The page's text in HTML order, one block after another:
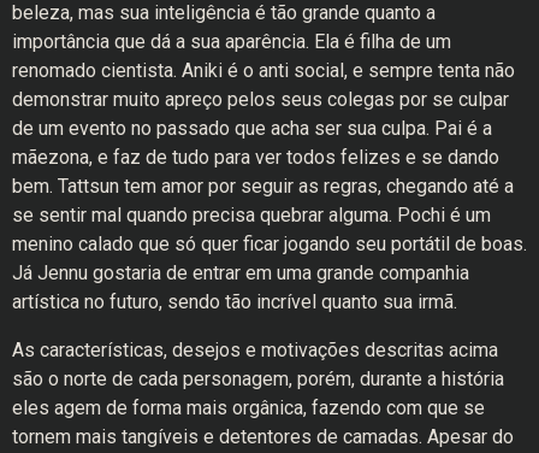
beleza, mas sua inteligência é tão grande quanto a
importância que dá a sua aparência. Ela é filha de um
renomado cientista. Aniki é o anti social, e sempre tenta não
demonstrar muito apreço pelos seus colegas por se culpar
de um evento no passado que acha ser sua culpa. Pai é a
mãezona, e faz de tudo para ver todos felizes e se dando
bem. Tattsun tem amor por seguir as regras, chegando até a
se sentir mal quando precisa quebrar alguma. Pochi é um
menino calado que só quer ficar jogando seu portátil de boas.
Já Jennu gostaria de entrar em uma grande companhia
artística no futuro, sendo tão incrível quanto sua irmã.
As características, desejos e motivações descritas acima
são o norte de cada personagem, porém, durante a história
eles agem de forma mais orgânica, fazendo com que se
tornem mais tangíveis e detentores de camadas. Apesar do